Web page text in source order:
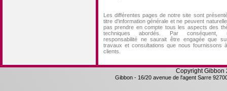
Les différentes pages de notre site sont
titre d'information générale et ne peuvent
pas prendre en compte tous les aspects des
techniques abordés. Par conséquent,
responsabilité ne saurait être engagée que
travaux et consultations que nous fournissons
clients.
Copyright
Gibbon- 16/20 avenue de l'agent Sarre